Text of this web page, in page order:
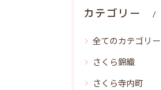
カテゴリー
全てのカテゴリー
さくら錦織
さくら寺内町